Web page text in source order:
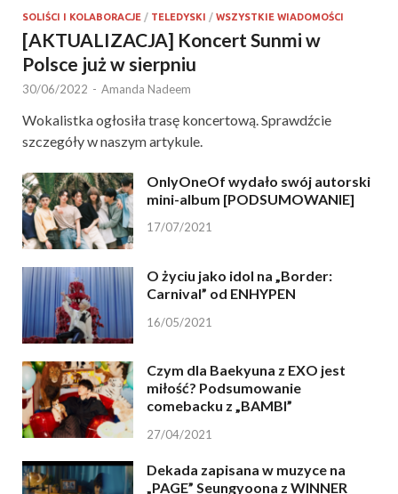
SOLIŚCI I KOLABORACJE / TELEDYSKI / WSZYSTKIE WIADOMOŚCI
[AKTUALIZACJA] Koncert Sunmi w
Polsce już w sierpniu
30/06/2022 - Amanda Nadeem
Wokalistka ogłosiła trasę koncertową. Sprawdźcie
szczegóły w naszym artykule.
OnlyOneOf wydało swój autorski
mini-album [PODSUMOWANIE]
17/07/2021
O życiu jako idol na „Border:
Carnival” od ENHYPEN
16/05/2021
Czym dla Baekyuna z EXO jest
miłość? Podsumowanie
comebacku z „BAMBI”
27/04/2021
Dekada zapisana w muzyce na
„PAGE” Seungyoona z WINNER